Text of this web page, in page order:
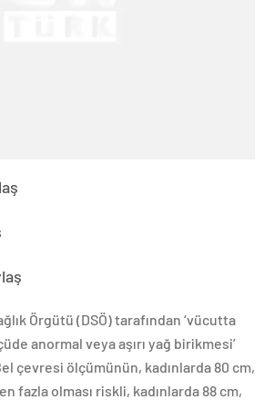
Örgütü (DSÖ) tarafından ‘vücutta
anormal veya aşırı yağ birikmesi’
çevresi ölçümünün, kadınlarda 80 cm,
fazla olması riskli, kadınlarda 88 cm,